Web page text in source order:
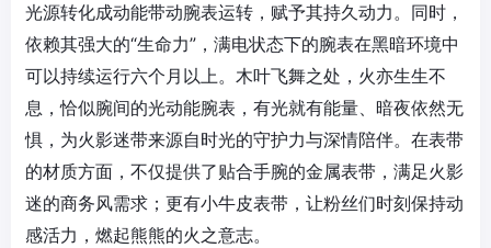
光源转化成动能带动腕表运转，赋予其持久动力。同时，
依赖其强大的“生命力”，满电状态下的腕表在黑暗环境中
可以持续运行六个月以上。木叶飞舞之处，火亦生生不
息，恰似腕间的光动能腕表，有光就有能量、暗夜依然无
惧，为火影迷带来源自时光的守护力与深情陪伴。在表带
的材质方面，不仅提供了贴合手腕的金属表带，满足火影
迷的商务风需求；更有小牛皮表带，让粉丝们时刻保持动
感活力，燃起熊熊的火之意志。